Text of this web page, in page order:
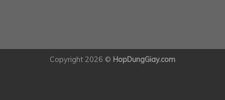
Copyright 2026 © HopDungGiay.com